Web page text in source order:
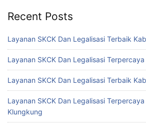
Recent Posts
Layanan SKCK Dan Legalisasi Terbaik
Layanan SKCK Dan Legalisasi
Layanan SKCK Dan Legalisasi Terbaik
Layanan SKCK Dan Legalisasi
Klungkung